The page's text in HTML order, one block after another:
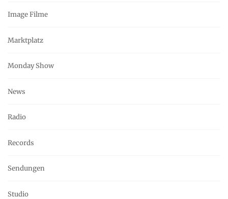
Image Filme
Marktplatz
Monday Show
News
Radio
Records
Sendungen
Studio